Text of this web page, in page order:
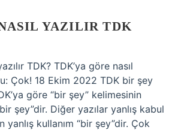
YAZILIR TDK
TDK? TDK’ya göre nasıl
Çok! 18 Ekim 2022 TDK bir şey
göre “bir şey” kelimesinin
şey”dir. Diğer yazılar yanlış kabul
yanlış kullanım “bir şey”dir. Çok